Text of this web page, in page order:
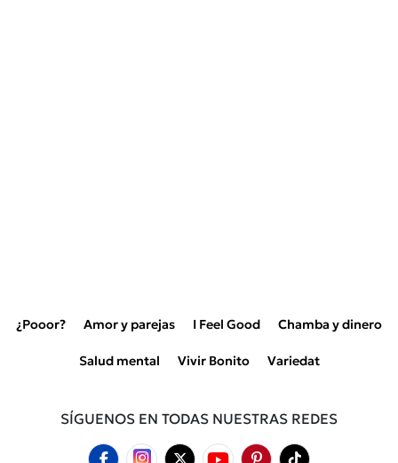
¿Pooor? Amor y parejas I Feel Good Chamba y dinero
Salud mental Vivir Bonito Variedat
SÍGUENOS EN TODAS NUESTRAS REDES